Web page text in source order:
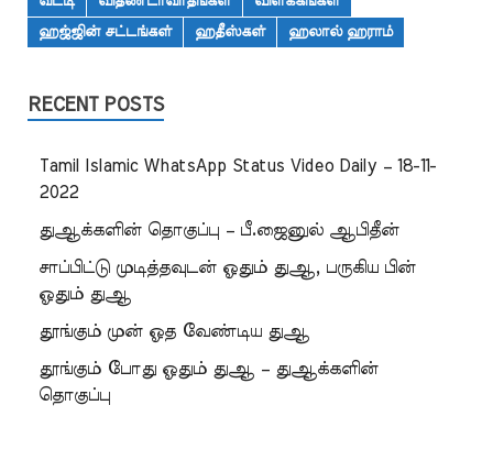
ஹஜ்ஜின் சட்டங்கள்
ஹதீஸ்கள் ஹலால் ஹராம்
RECENT POSTS
Tamil Islamic WhatsApp Status Video Daily – 18-11-
2022
துஆக்களின் தொகுப்பு – பீ.ஜைனுல் ஆபிதீன்
சாப்பிட்டு முடித்தவுடன் ஓதும் துஆ, பருகிய பின்
ஓதும் துஆ
தூங்கும் முன் ஓத வேண்டிய துஆ
தூங்கும் போது ஓதும் துஆ – துஆக்களின்
தொகுப்பு